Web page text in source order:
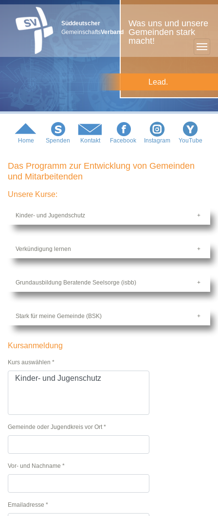
Lead.
Was uns und unsere
Gemeinden stark
macht!
Süddeutscher
GemeinschaftsVerband
Home Spenden Kontakt Facebook Instagram YouTube
Das Programm zur Entwicklung von Gemeinden
und Mitarbeitenden
Unsere Kurse:
Kinder- und Jugendschutz
Verkündigung lernen
Grundausbildung Beratende Seelsorge (isbb)
Stark für meine Gemeinde (BSK)
Kursanmeldung
Kurs auswählen *
Gemeinde oder Jugendkreis vor Ort*
Vor- und Nachname *
Emailadresse *